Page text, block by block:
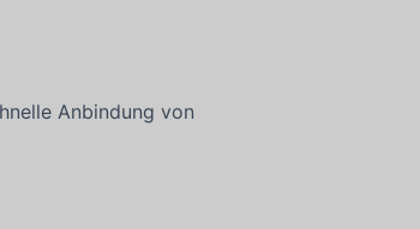
Anbindung von